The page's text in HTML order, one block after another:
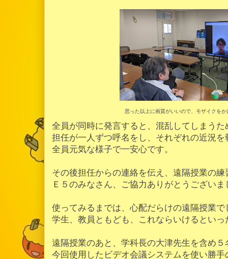
思った以上に画質がいいので、モザイクを
全員が同時に発言すると、混乱してしまうた
担任が一人ずつ呼名をし、それぞれの近況
全員元気な様子で一安心です。
その後担任からの連絡を伝え、遠隔授業の
Ｅ５のみなさん、ご協力ありがとうございま
使ってみるまでは、心配だらけの遠隔授業で
学生、教員ともども、これならいけるといっ
遠隔授業のあと、学科長の大津先生を含め５
今回使用したビデオ会議システムを使い勝